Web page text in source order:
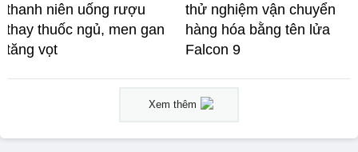
thanh niên uống rượu
thay thuốc ngủ, men gan
tăng vọt
thử nghiệm vận chuyển
hàng hóa bằng tên lửa
Falcon 9
Xem thêm